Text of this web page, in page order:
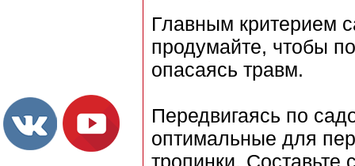
Главным критерием
продумайте, чтобы
опасаясь травм.
Передвигаясь по
оптимальные для
тропинки.